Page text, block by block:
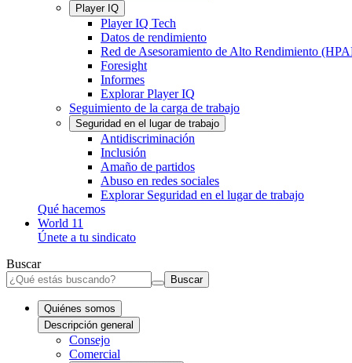
Player IQ
Player IQ Tech
Datos de rendimiento
Red de Asesoramiento de Alto Rendimiento
Foresight
Informes
Explorar Player IQ
Seguimiento de la carga de trabajo
Seguridad en el lugar de trabajo
Antidiscriminación
Inclusión
Amaño de partidos
Abuso en redes sociales
Explorar Seguridad en el lugar de trabajo
Qué hacemos
World 11
Únete a tu sindicato
Buscar
Buscar
Quiénes somos
Descripción general
Consejo
Comercial